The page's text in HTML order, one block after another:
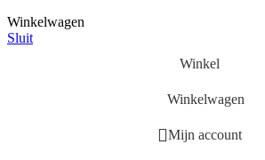
Winkelwagen
Sluit
Winkel
Winkelwagen
Mijn account